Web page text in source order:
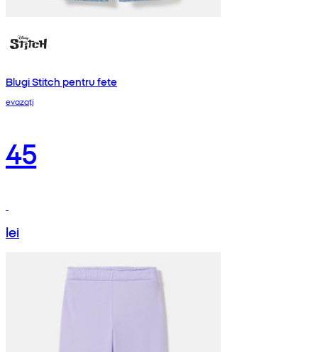
Blugi Stitch pentru fete
evazați
45
lei